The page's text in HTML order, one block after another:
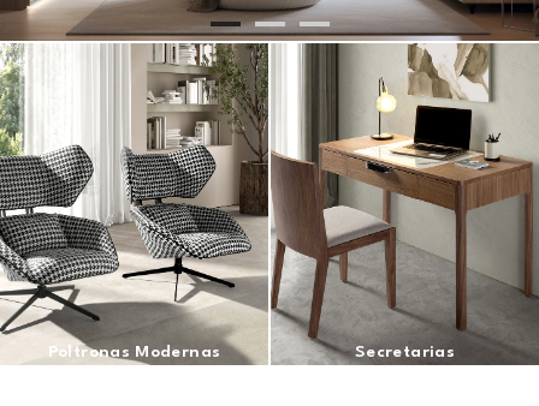
Poltronas Modernas Secretarias